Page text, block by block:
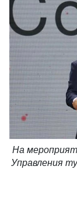
На
Управления